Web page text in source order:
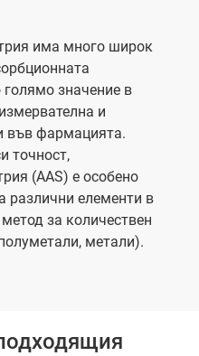
има много широк
голямо значение в
и
във фармацията.
точност,
(AAS) е особено
различни елементи в
за количествен
метали).